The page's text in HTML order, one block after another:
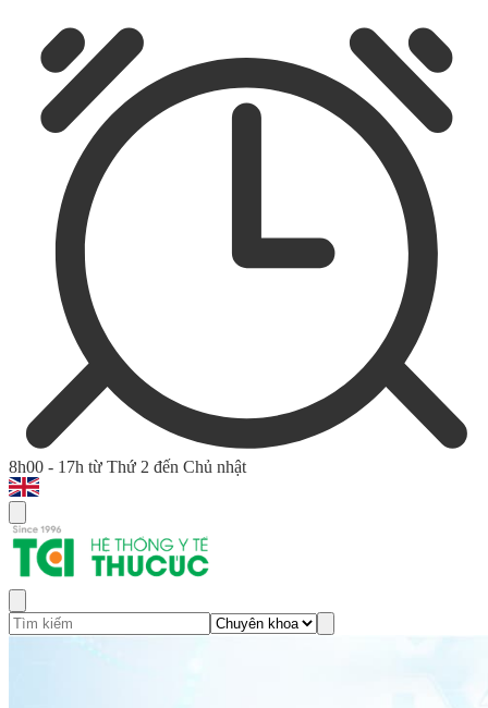
8h00 - 17h từ Thứ 2 đến Chủ nhật